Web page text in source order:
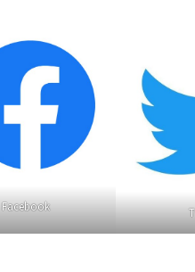
福島第一原発 汚染水海洋放
美浜原発 運転停止認め
対策容認
東電旧経営陣、二審も無
期評価」を否定
Facebook